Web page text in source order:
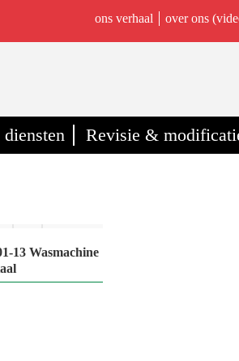
ons verhaal over ons
Revisie &
Out of stock
13 Wasmachine